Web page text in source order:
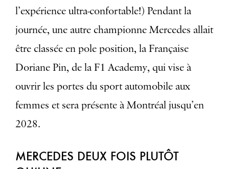
l’expérience ultra-confortable!) Pendant la
journée, une autre championne Mercedes allait
être classée en pole position, la Française
Doriane Pin, de la F1 Academy, qui vise à
ouvrir les portes du sport automobile aux
femmes et sera présente à Montréal jusqu’en
2028.
MERCEDES DEUX FOIS PLUTÔT